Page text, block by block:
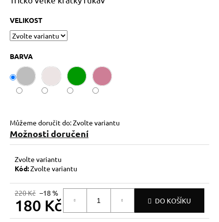
VELIKOST
BARVA
Můžeme doručit do:Zvolte variantu
Možnosti doručení
Zvolte variantu
Kód:Zvolte variantu
220 Kč –18 %
180 Kč
Měrná
DO KOŠÍKU
j
e
m
e